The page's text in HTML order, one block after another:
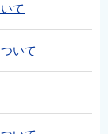
て
いて